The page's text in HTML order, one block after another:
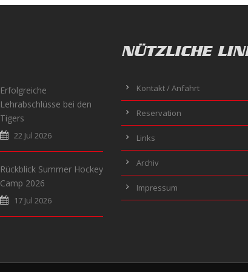
Erfolgreiche
Lehrabschlüsse bei den
Tigers
22 Jul 2026
Rückblick Summer Hockey
Camp 2026
17 Jul 2026
NÜTZLICHE
Kontakt / Anfahrt
Reservation
Links
Archiv
Impressum